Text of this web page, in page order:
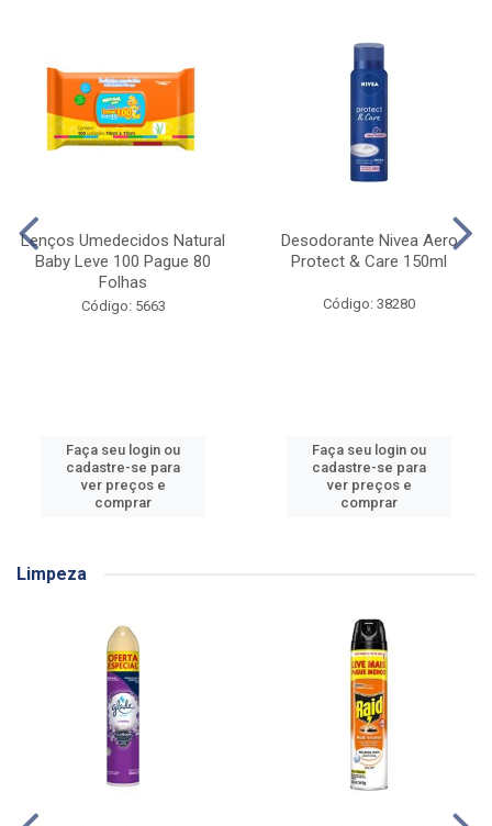
Lenços Umedecidos Natural
Baby Leve 100 Pague 80
Folhas
Código: 5663
Faça seu login ou
cadastre-se para
ver preços e
comprar
Desodorante Nivea Aero
Protect & Care 150ml
Código: 38280
Faça seu login ou
cadastre-se para
ver preços e
comprar
Limpeza